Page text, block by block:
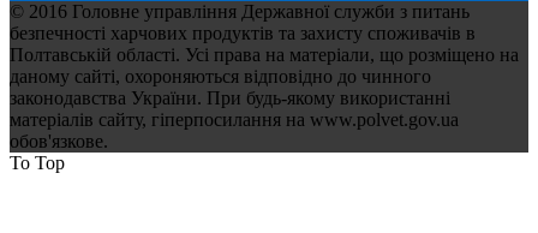
© 2016 Головне управління Державної служби з питань
безпечності харчових продуктів та захисту споживачів в
Полтавській області. Усі права на матеріали, що розміщено на
даному сайті, охороняються відповідно до чинного
законодавства України. При будь-якому використанні
матеріалів сайту, гіперпосилання на www.polvet.gov.ua
обов'язкове.
To Top